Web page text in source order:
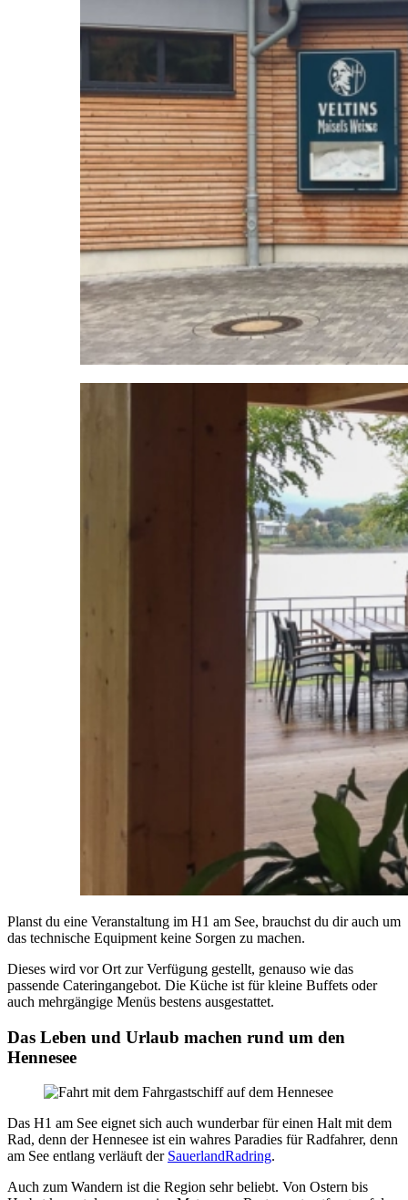
Planst du eine Veranstaltung im H1 am See, brauchst du dir auch um
das technische Equipment keine Sorgen zu machen.
Dieses wird vor Ort zur Verfügung gestellt, genauso wie das
passende Cateringangebot. Die Küche ist für kleine Buffets oder
auch mehrgängige Menüs bestens ausgestattet.
Das Leben und Urlaub machen rund um den
Hennesee
Das H1 am See eignet sich auch wunderbar für einen Halt mit dem
Rad, denn der Hennesee ist ein wahres Paradies für Radfahrer, denn
am See entlang verläuft der SauerlandRadring.
Auch zum Wandern ist die Region sehr beliebt. Von Ostern bis